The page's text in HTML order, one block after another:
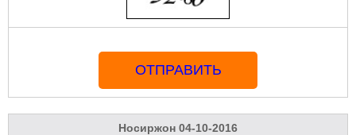
ОТПРАВИТЬ
Носиржон 04-10-2016